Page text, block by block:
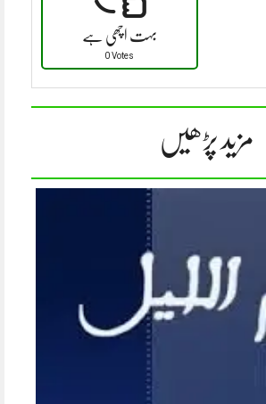
بہت اچھی ہے
0 Votes
مزید پڑھیں